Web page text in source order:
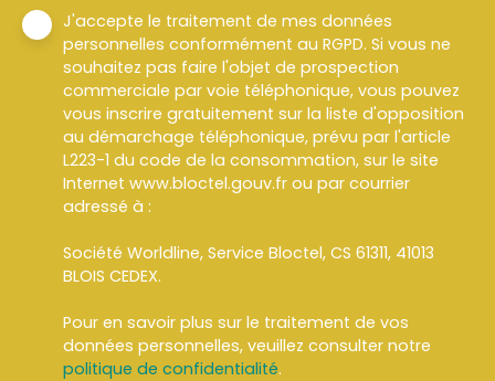
J'accepte le traitement de mes données
personnelles conformément au RGPD. Si vous ne
souhaitez pas faire l'objet de prospection
commerciale par voie téléphonique, vous pouvez
vous inscrire gratuitement sur la liste d'opposition
au démarchage téléphonique, prévu par l'article
L223-1 du code de la consommation, sur le site
Internet www.bloctel.gouv.fr ou par courrier
adressé à :
Société Worldline, Service Bloctel, CS 61311, 41013
BLOIS CEDEX.
Pour en savoir plus sur le traitement de vos
données personnelles, veuillez consulter notre
politique de confidentialité.